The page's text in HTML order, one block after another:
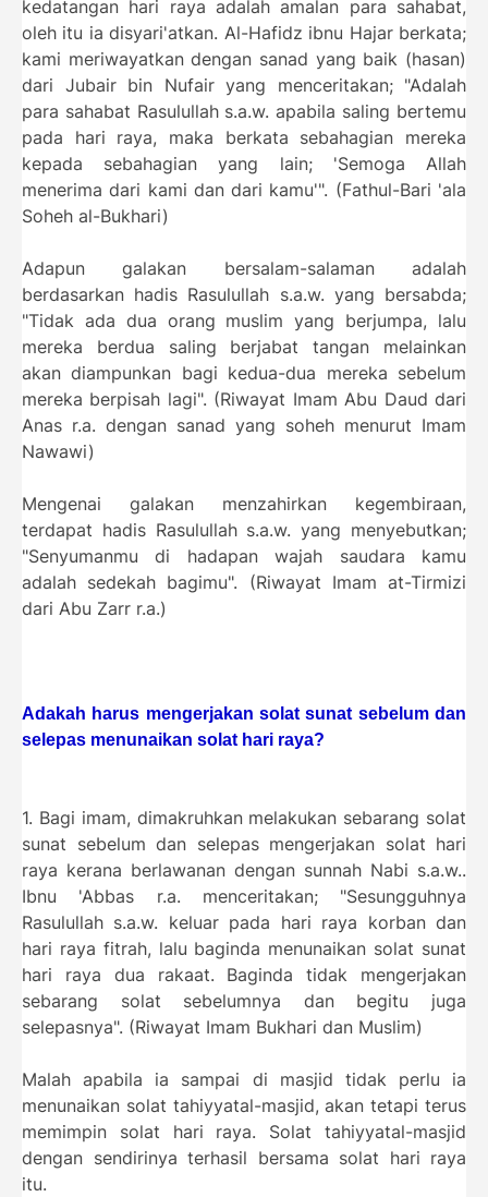
kedatangan hari raya adalah amalan para sahabat,
oleh itu ia disyari'atkan. Al-Hafidz ibnu Hajar berkata;
kami meriwayatkan dengan sanad yang baik (hasan)
dari Jubair bin Nufair yang menceritakan; "Adalah
para sahabat Rasulullah s.a.w. apabila saling bertemu
pada hari raya, maka berkata sebahagian mereka
kepada sebahagian yang lain; 'Semoga Allah
menerima dari kami dan dari kamu'". (Fathul-Bari 'ala
Soheh al-Bukhari)
Adapun galakan bersalam-salaman adalah
berdasarkan hadis Rasulullah s.a.w. yang bersabda;
"Tidak ada dua orang muslim yang berjumpa, lalu
mereka berdua saling berjabat tangan melainkan
akan diampunkan bagi kedua-dua mereka sebelum
mereka berpisah lagi". (Riwayat Imam Abu Daud dari
Anas r.a. dengan sanad yang soheh menurut Imam
Nawawi)
Mengenai galakan menzahirkan kegembiraan,
terdapat hadis Rasulullah s.a.w. yang menyebutkan;
"Senyumanmu di hadapan wajah saudara kamu
adalah sedekah bagimu". (Riwayat Imam at-Tirmizi
dari Abu Zarr r.a.)
Adakah harus mengerjakan solat sunat sebelum dan
selepas menunaikan solat hari raya?
1. Bagi imam, dimakruhkan melakukan sebarang solat
sunat sebelum dan selepas mengerjakan solat hari
raya kerana berlawanan dengan sunnah Nabi s.a.w..
Ibnu 'Abbas r.a. menceritakan; "Sesungguhnya
Rasulullah s.a.w. keluar pada hari raya korban dan
hari raya fitrah, lalu baginda menunaikan solat sunat
hari raya dua rakaat. Baginda tidak mengerjakan
sebarang solat sebelumnya dan begitu juga
selepasnya". (Riwayat Imam Bukhari dan Muslim)
Malah apabila ia sampai di masjid tidak perlu ia
menunaikan solat tahiyyatal-masjid, akan tetapi terus
memimpin solat hari raya. Solat tahiyyatal-masjid
dengan sendirinya terhasil bersama solat hari raya
itu.